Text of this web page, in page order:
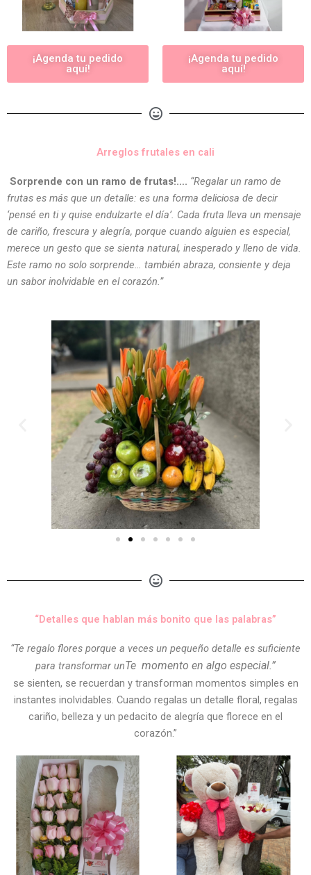
¡Agenda tu pedido
aquí!
¡Agenda tu pedido
aquí!
Arreglos frutales en cali
Sorprende con un ramo de frutas!…. “Regalar un ramo de
frutas es más que un detalle: es una forma deliciosa de decir
‘pensé en ti y quise endulzarte el día’. Cada fruta lleva un mensaje
de cariño, frescura y alegría, porque cuando alguien es especial,
merece un gesto que se sienta natural, inesperado y lleno de vida.
Este ramo no solo sorprende… también abraza, consiente y deja
un sabor inolvidable en el corazón.”
“Detalles que hablan más bonito que las palabras”
“Te regalo flores porque a veces un pequeño detalle es suficiente
para transformar unTe momento en algo especial.”
se sienten, se recuerdan y transforman momentos simples en
instantes inolvidables. Cuando regalas un detalle floral, regalas
cariño, belleza y un pedacito de alegría que florece en el
corazón.”